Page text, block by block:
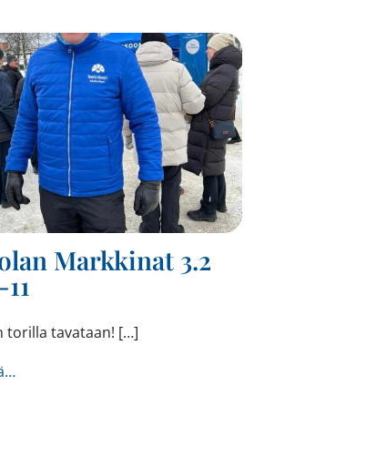
Markkinat 3.2
torilla tavataan! […]
from Heinolan Markkinat 3.2 klo 9-11